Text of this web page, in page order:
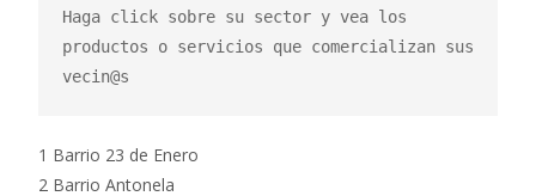
Haga click sobre su sector y vea los
productos o servicios que comercializan sus
vecin@s
1 Barrio 23 de Enero
2 Barrio Antonela